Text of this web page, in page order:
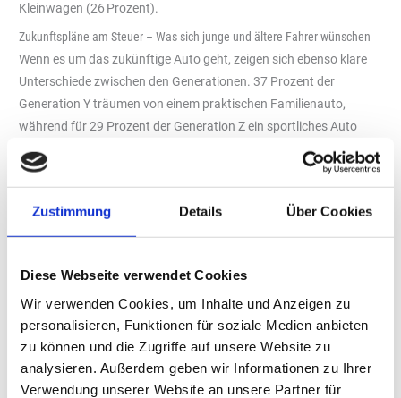
Zustimmung Details Über Cookies
Diese Webseite verwendet Cookies
Wir verwenden Cookies, um Inhalte und Anzeigen zu
personalisieren, Funktionen für soziale Medien anbieten
zu können und die Zugriffe auf unsere Website zu
analysieren. Außerdem geben wir Informationen zu Ihrer
Verwendung unserer Website an unsere Partner für
Kleinwagen (26 Prozent).
Zukunftspläne am Steuer – Was sich junge und ältere Fahrer wünschen
Wenn es um das zukünftige Auto geht, zeigen sich ebenso klare
Unterschiede zwischen den Generationen. 37 Prozent der
Generation Y träumen von einem praktischen Familienauto,
während für 29 Prozent der Generation Z ein sportliches Auto
zukünftig an erster Stelle stehen würde. Bei der Generation X liegt
das Familienauto (24 Prozent) knapp vor dem SUV (19 Prozent).
jeweils 20 Prozent gleichermaßen beliebt. Der Wunsch, zukünftig
ein Elektro- oder Hybridfahrzeug zu fahren, ist bei den
gering, während sich ältere Fahrer hierfür etwas interessierter
zeigen: 13 Prozent der Baby Boomer würden sich zukünftig für
ein Elektro- oder Hybridfahrzeug entscheiden. Ähnlich unbeliebt
bei allen Generationen waren Wohnmobile, die nur von jeweils vier
bis acht Prozent der Umfrageteilnehmer als Fahrzeugwunsch für
die Zukunft angegeben wurden.